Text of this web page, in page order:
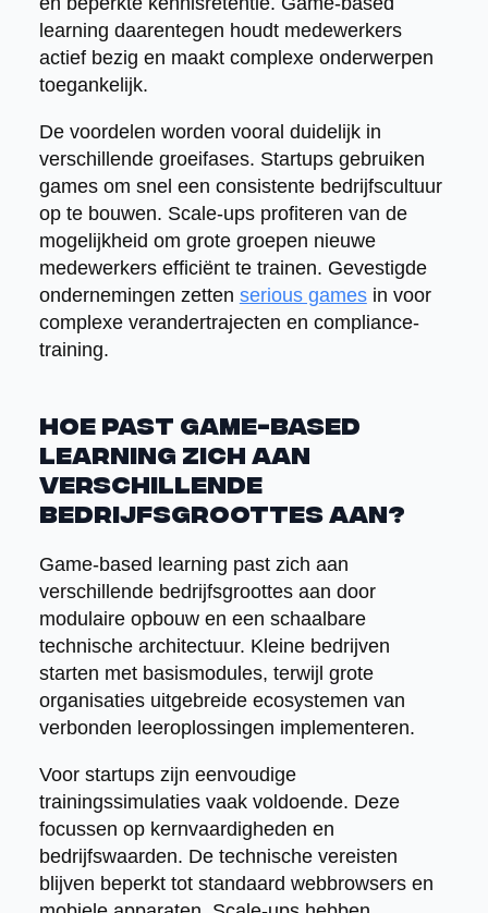
learning daarentegen houdt medewerkers
actief bezig en maakt complexe onderwerpen
toegankelijk.
De voordelen worden vooral duidelijk in
verschillende groeifases. Startups gebruiken
games om snel een consistente bedrijfscultuur
op te bouwen. Scale-ups profiteren van de
mogelijkheid om grote groepen nieuwe
medewerkers efficiënt te trainen. Gevestigde
ondernemingen zetten serious gamesin voor
complexe verandertrajecten en compliance-
training.
Hoe past game-based
learning zich aan
verschillende
bedrijfsgroottes aan?
Game-based learning past zich aan
verschillende bedrijfsgroottes aan door
modulaire opbouw en een schaalbare
technische architectuur. Kleine bedrijven
starten met basismodules, terwijl grote
organisaties uitgebreide ecosystemen van
verbonden leeroplossingen implementeren.
Voor startups zijn eenvoudige
trainingssimulaties vaak voldoende. Deze
focussen op kernvaardigheden en
bedrijfswaarden. De technische vereisten
blijven beperkt tot standaard webbrowsers en